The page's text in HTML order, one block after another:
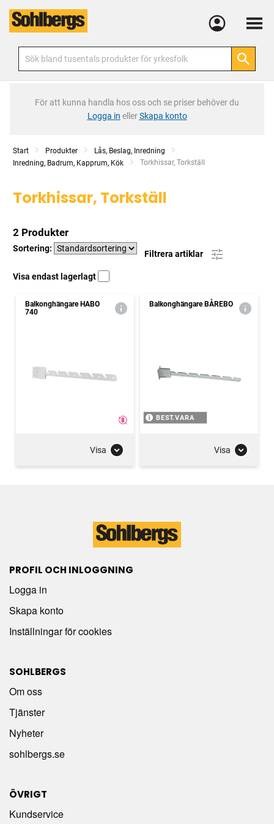
Meny
För att kunna handla hos oss och se priser behöver du
Logga in ellerSkapa konto
Start Produkter
Lås, Beslag, Inredning
Inredning, Badrum, Kapprum, Kök
Current:
Torkhissar, Torkställ
Torkhissar, Torkställ
2 Produkter
Sortering:
Filtrera artiklar
Visa endast lagerlagt
Balkonghängare HABO
740
Visa
Balkonghängare BÅREBO
BEST.VARA
Visa
PROFIL OCH INLOGGNING
Logga in
Skapa konto
Inställningar för cookies
SOHLBERGS
Om oss
Tjänster
Nyheter
sohlbergs.se
ÖVRIGT
Kundservice